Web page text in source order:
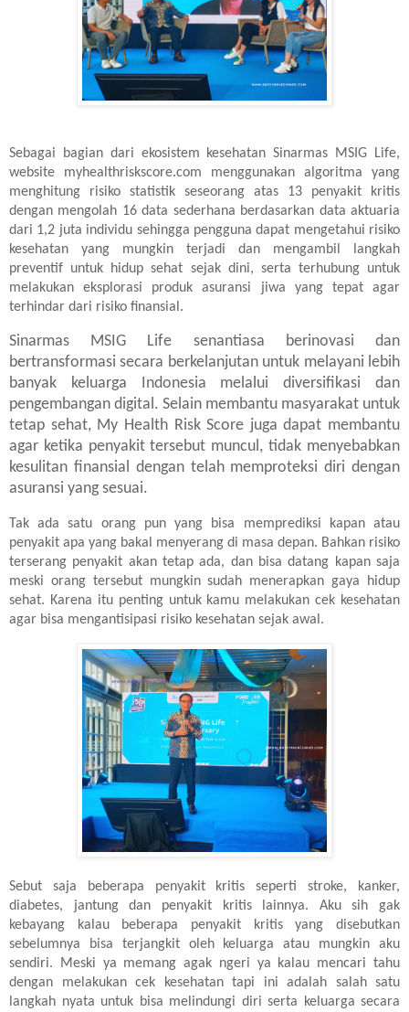
Sebagai bagian dari ekosistem kesehatan Sinarmas MSIG Life,
website myhealthriskscore.com menggunakan algoritma yang
menghitung risiko statistik seseorang atas 13 penyakit kritis
dengan mengolah 16 data sederhana berdasarkan data aktuaria
dari 1,2 juta individu sehingga pengguna dapat mengetahui risiko
kesehatan yang mungkin terjadi dan mengambil langkah
preventif untuk hidup sehat sejak dini, serta terhubung untuk
melakukan eksplorasi produk asuransi jiwa yang tepat agar
terhindar dari risiko finansial.
Sinarmas MSIG Life senantiasa berinovasi dan
bertransformasi secara berkelanjutan untuk melayani lebih
banyak keluarga Indonesia melalui diversifikasi dan
pengembangan digital. Selain membantu masyarakat untuk
tetap sehat, My Health Risk Score juga dapat membantu
agar ketika penyakit tersebut muncul, tidak menyebabkan
kesulitan finansial dengan telah memproteksi diri dengan
asuransi yang sesuai.
Tak ada satu orang pun yang bisa memprediksi kapan atau
penyakit apa yang bakal menyerang di masa depan. Bahkan risiko
terserang penyakit akan tetap ada, dan bisa datang kapan saja
meski orang tersebut mungkin sudah menerapkan gaya hidup
sehat. Karena itu penting untuk kamu melakukan cek kesehatan
agar bisa mengantisipasi risiko kesehatan sejak awal.
Sebut saja beberapa penyakit kritis seperti stroke, kanker,
diabetes, jantung dan penyakit kritis lainnya. Aku sih gak
kebayang kalau beberapa penyakit kritis yang disebutkan
sebelumnya bisa terjangkit oleh keluarga atau mungkin aku
sendiri. Meski ya memang agak ngeri ya kalau mencari tahu
dengan melakukan cek kesehatan tapi ini adalah salah satu
langkah nyata untuk bisa melindungi diri serta keluarga secara